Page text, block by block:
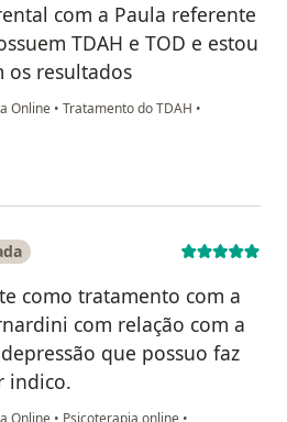
com a Paula referente
TDAH e TOD e estou
os resultados
Online • Tratamento do TDAH •
Barros
como tratamento com a
com relação com a
que possuo faz
indico.
Online • Psicoterapia online •